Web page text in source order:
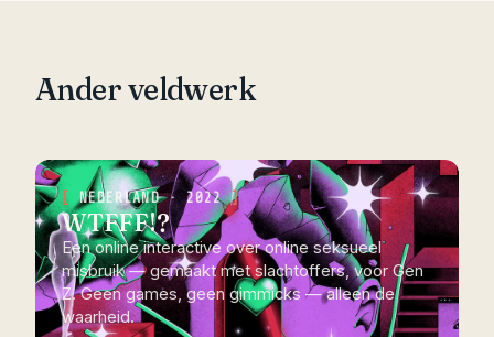
Ander veldwerk
NEDERLAND · 2022
WTFFF!?
Een online interactive over online seksueel
misbruik — gemaakt met slachtoffers, voor Gen
Z. Geen games, geen gimmicks — alleen de
waarheid.